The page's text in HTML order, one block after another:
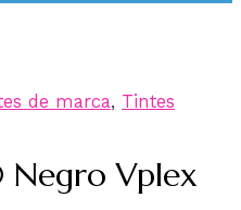
de marca, Tintes
Negro Vplex